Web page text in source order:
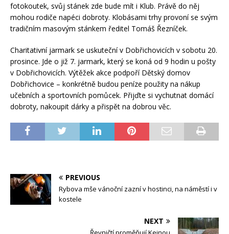
fotokoutek, svůj stánek zde bude mít i Klub. Právě do něj
mohou rodiče napéci dobroty. Klobásami trhy provoní se svým
tradičním masovým stánkem ředitel Tomáš Řezníček.
Charitativní jarmark se uskuteční v Dobřichovicích v sobotu 20.
prosince. Jde o již 7. jarmark, který se koná od 9 hodin u pošty
v Dobřichovicích. Výtěžek akce podpoří Dětský domov
Dobřichovice – konkrétně budou peníze použity na nákup
učebních a sportovních pomůcek. Přijďte si vychutnat domácí
dobroty, nakoupit dárky a přispět na dobrou věc.
PREVIOUS
Rybova mše vánoční zazní v hostinci, na náměstí i v
kostele
NEXT